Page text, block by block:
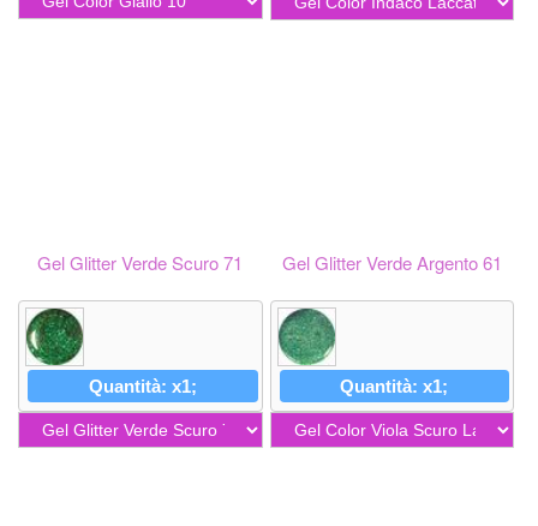
Gel Glitter Verde Scuro 71
Quantità: x1;
Gel Glitter Verde Argento 61
Quantità: x1;